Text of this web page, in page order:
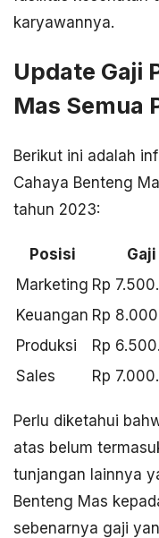
karyawannya.
Update Gaji
Mas Semua
Berikut ini adalah
Cahaya Benteng
tahun 2023:
Posisi
Gaji
Marketing Rp
Keuangan Rp
Produksi
Rp
Sales
Rp
Perlu diketahui
atas belum
tunjangan lainnya
Benteng Mas
sebenarnya gaji